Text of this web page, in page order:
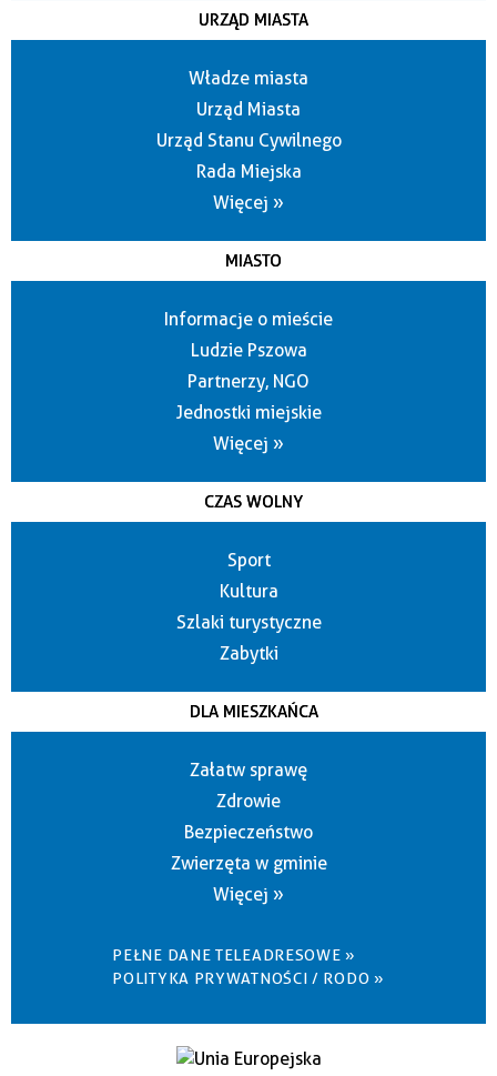
URZĄD MIASTA
Władze miasta
Urząd Miasta
Urząd Stanu Cywilnego
Rada Miejska
Więcej »
MIASTO
Informacje o mieście
Ludzie Pszowa
Partnerzy, NGO
Jednostki miejskie
Więcej »
CZAS WOLNY
Sport
Kultura
Szlaki turystyczne
Zabytki
DLA MIESZKAŃCA
Załatw sprawę
Zdrowie
Bezpieczeństwo
Zwierzęta w gminie
Więcej »
PEŁNE DANE TELEADRESOWE »
POLITYKA PRYWATNOŚCI / RODO »